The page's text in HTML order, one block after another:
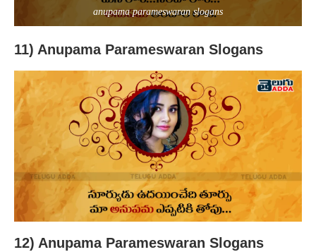
anupama parameswaran slogans
11) Anupama Parameswaran Slogans
12) Anupama Parameswaran Slogans